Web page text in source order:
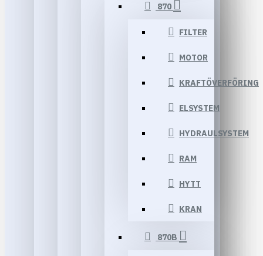
870
FILTER
MOTOR
KRAFTÖVERFÖRING
ELSYSTEM
HYDRAULSYSTEM
RAM
HYTT
KRAN
870B